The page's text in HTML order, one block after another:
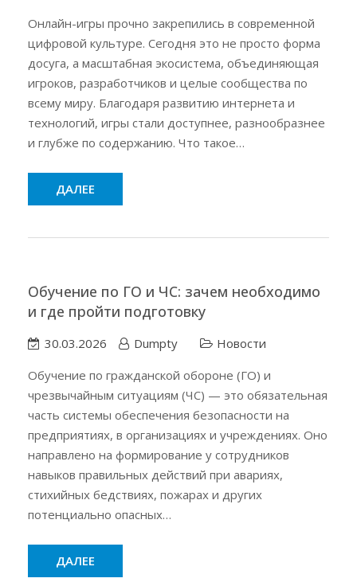
Онлайн-игры прочно закрепились в современной
цифровой культуре. Сегодня это не просто форма
досуга, а масштабная экосистема, объединяющая
игроков, разработчиков и целые сообщества по
всему миру. Благодаря развитию интернета и
технологий, игры стали доступнее, разнообразнее
и глубже по содержанию. Что такое…
ДАЛЕЕ
Обучение по ГО и ЧС: зачем необходимо
и где пройти подготовку
30.03.2026 Dumpty
Новости
Обучение по гражданской обороне (ГО) и
чрезвычайным ситуациям (ЧС) — это обязательная
часть системы обеспечения безопасности на
предприятиях, в организациях и учреждениях. Оно
направлено на формирование у сотрудников
навыков правильных действий при авариях,
стихийных бедствиях, пожарах и других
потенциально опасных…
ДАЛЕЕ